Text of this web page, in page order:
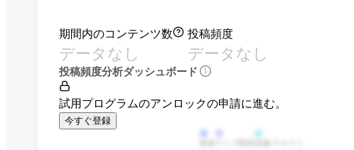
期間内のコンテンツ数
データなし
投稿頻度
データなし
投稿頻度分析ダッシュボード
試用プログラムのアンロックの申請に進む。
今すぐ登録